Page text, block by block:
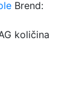
Brend:
količina